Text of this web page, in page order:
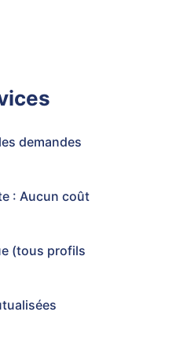
demandes
: Aucun coût
(tous profils